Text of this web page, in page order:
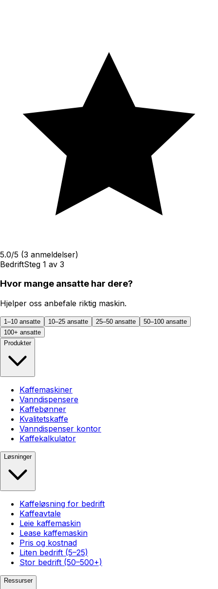
5.0/5 (3 anmeldelser)
BedriftSteg 1 av 3
Hvor mange ansatte har dere?
Hjelper oss anbefale riktig maskin.
1–10 ansatte 10–25 ansatte 25–50 ansatte
50–100 ansatte
100+ ansatte
Produkter
Kaffemaskiner
Vanndispensere
Kaffebønner
Kvalitetskaffe
Vanndispenser kontor
Kaffekalkulator
Løsninger
Kaffeløsning for bedrift
Kaffeavtale
Leie kaffemaskin
Lease kaffemaskin
Pris og kostnad
Liten bedrift (5–25)
Stor bedrift (50–500+)
Ressurser